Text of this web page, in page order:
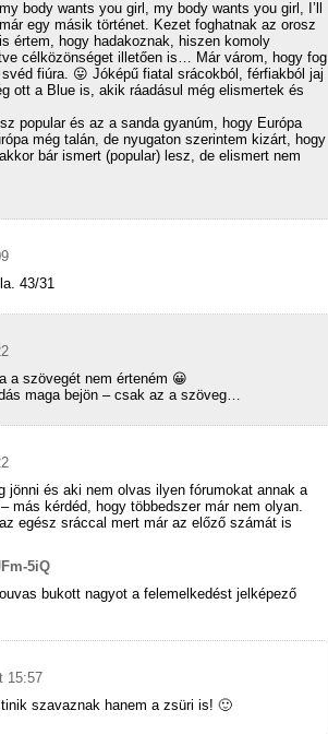
body wants you girl, my body wants you girl, I’ll
egy másik történet. Kezet foghatnak az orosz
értem, hogy hadakoznak, hiszen komoly
célközönséget illetően is… Már várom, hogy fog
fiúra. 😛 Jóképű fiatal srácokból, férfiakból jaj
ott a Blue is, akik ráadásul még elismertek és
popular és az a sanda gyanúm, hogy Európa
még talán, de nyugaton szerintem kizárt, hogy
bár ismert (popular) lesz, de elismert nem
43/31
a szövegét nem érteném 😀
maga bejön – csak az a szöveg…
jönni és aki nem olvas ilyen fórumokat annak a
más kérdéd, hogy többedszer már nem olyan.
egész sráccal mert már az előző számát is
5iQ
bukott nagyot a felemelkedést jelképező
15:57
szavaznak hanem a zsüri is! 🙂